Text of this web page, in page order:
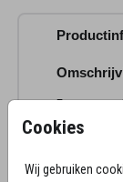
Cookies
Wij gebruiken
Een
krachtige